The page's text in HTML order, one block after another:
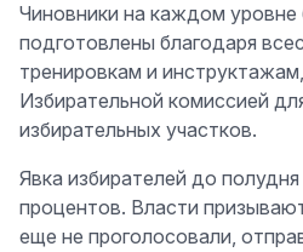
Чиновники на каждом
подготовлены благодаря
тренировкам и
Избирательной комиссией
избирательных участков.
Явка избирателей до
процентов. Власти
еще не проголосовали,